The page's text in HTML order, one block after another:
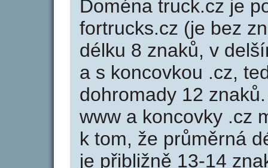
Doména truck.cz je
fortrucks.cz (je bez
délku 8 znaků, v
a s koncovkou .cz,
dohromady 12
www a koncovky .cz
k tom, že průměrná
je přibližně 13-14